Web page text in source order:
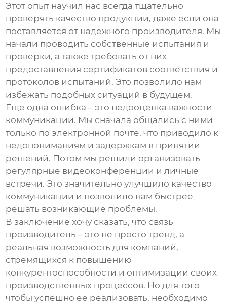
Этот опыт научил нас всегда тщательно
проверять качество продукции, даже если она
поставляется от надежного производителя. Мы
начали проводить собственные испытания и
проверки, а также требовать от них
предоставления сертификатов соответствия и
протоколов испытаний. Это позволило нам
избежать подобных ситуаций в будущем.
Еще одна ошибка – это недооценка важности
коммуникации. Мы сначала общались с ними
только по электронной почте, что приводило к
недопониманиям и задержкам в принятии
решений. Потом мы решили организовать
регулярные видеоконференции и личные
встречи. Это значительно улучшило качество
коммуникации и позволило нам быстрее
решать возникающие проблемы.
В заключение хочу сказать, что связь
производитель – это не просто тренд, а
реальная возможность для компаний,
стремящихся к повышению
конкурентоспособности и оптимизации своих
производственных процессов. Но для того
чтобы успешно ее реализовать, необходимо